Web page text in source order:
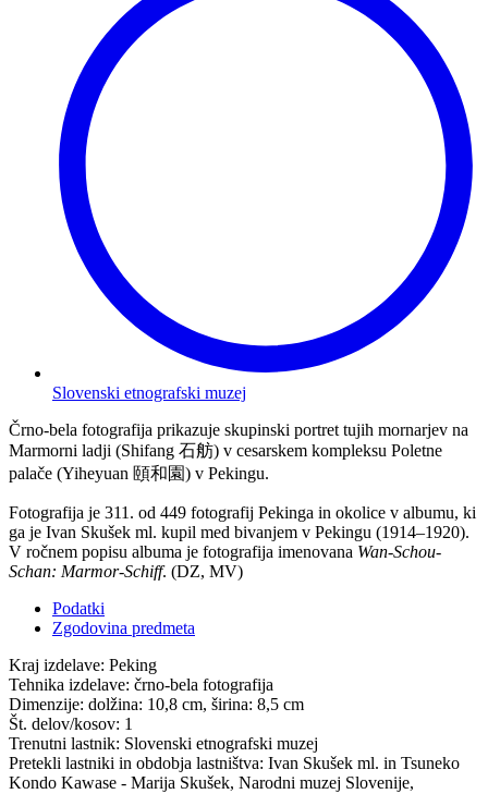
Slovenski etnografski muzej
Črno-bela fotografija prikazuje skupinski portret tujih mornarjev na
Marmorni ladji (Shifang 石舫) v cesarskem kompleksu Poletne
palače (Yiheyuan 頤和園) v Pekingu.
Fotografija je 311. od 449 fotografij Pekinga in okolice v albumu, ki
ga je Ivan Skušek ml. kupil med bivanjem v Pekingu (1914–1920).
V ročnem popisu albuma je fotografija imenovana Wan-Schou-
Schan: Marmor-Schiff. (DZ, MV)
Podatki
Zgodovina predmeta
Kraj izdelave: Peking
Tehnika izdelave: črno-bela fotografija
Dimenzije: dolžina: 10,8 cm, širina: 8,5 cm
Št. delov/kosov: 1
Trenutni lastnik: Slovenski etnografski muzej
Pretekli lastniki in obdobja lastništva: Ivan Skušek ml. in Tsuneko
Kondo Kawase - Marija Skušek, Narodni muzej Slovenije,